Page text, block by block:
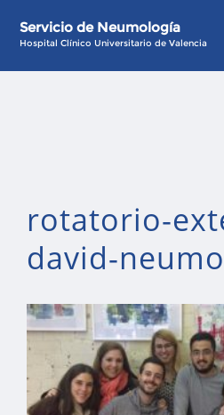
Servicio de Neumología
Hospital Clínico Universitario de Valencia
rotatorio-
david-neumo